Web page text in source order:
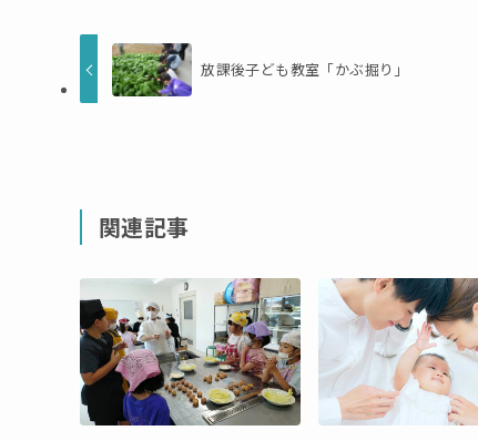
放課後子ども教室「かぶ掘り」
関連記事